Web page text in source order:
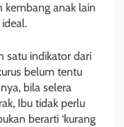
kembang anak lain
satu indikator dari
belum tentu
bila selera
Ibu tidak perlu
berarti ‘kurang